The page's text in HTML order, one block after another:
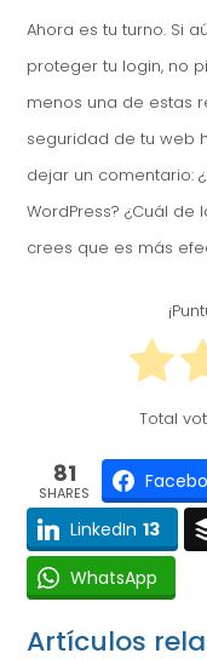
Ahora es tu turno. Si
proteger tu login, no
menos una de estas
seguridad de tu web
dejar un comentario:
WordPress? ¿Cuál
crees que es más
Total
81
SHARES
LinkedIn 13
WhatsApp
Artículos